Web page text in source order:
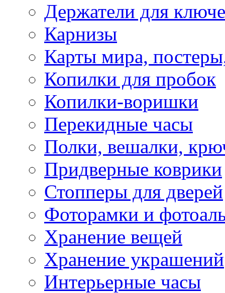
Держатели для
Карнизы
Карты мира,
Копилки для пробок
Копилки-воришки
Перекидные часы
Полки, вешалки,
Придверные коврики
Стопперы для дверей
Фоторамки и
Хранение вещей
Хранение украшений
Интерьерные часы